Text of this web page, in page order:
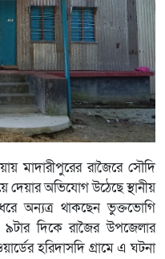
মাদারীপুরের রাজৈরে সৌদি
অভিযোগ উঠেছে স্থানীয়
অন্যত্র থাকছেন ভুক্তভোগি
দিকে রাজৈর উপজেলার
হরিদাসদি গ্রামে এ ঘটনা